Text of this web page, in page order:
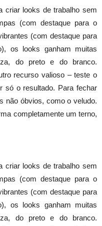
criar looks de trabalho sem
(com destaque para o
(com destaque para
os looks ganham muitas
do preto e do branco.
recurso valioso – teste o
só o resultado. Para fechar
não óbvios, como o veludo.
completamente um terno,
criar looks de trabalho sem
(com destaque para o
(com destaque para
os looks ganham muitas
do preto e do branco.